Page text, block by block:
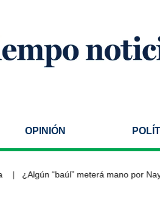
OPINIÓN
¿Algún “baúl” meterá mano por Nay